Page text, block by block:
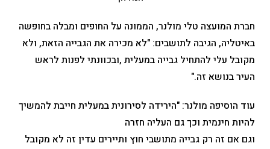
חברת המועצה טלי מולנר, הממונה על החופים ומבלה בחופשה
באיטליה, הגיבה לתושבים: "לא מכירה את הגבייה הזאת, ולא
מקובל עלי להתחיל גבייה במעלית ,ובכוונתי לפנות לראש
העיר בנושא זה."
עוד הוסיפה מולנר: "הירידה לסירונית במעלית חייבת להמשיך
להיות חינמית וכך גם העליה חזרה
וגם אם זה רק גבייה מתושבי חוץ ותיירים עדין זה לא מקובל